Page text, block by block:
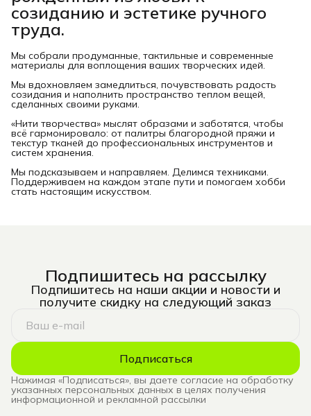
созиданию и эстетике ручного
труда.
Мы собрали продуманные, тактильные и современные
материалы для воплощения ваших творческих идей.
Мы вдохновляем замедлиться, почувствовать радость
созидания и наполнить пространство теплом вещей,
сделанных своими руками.
«Нити творчества» мыслят образами и заботятся, чтобы
всё гармонировало: от палитры благородной пряжи и
текстур тканей до профессиональных инструментов и
систем хранения.
Мы подсказываем и направляем. Делимся техниками.
Поддерживаем на каждом этапе пути и помогаем хобби
стать настоящим искусством.
Подпишитесь на рассылку
Подпишитесь на наши акции и новости и
получите скидку на следующий заказ
Подписаться
Нажимая «Подписаться», вы даете согласие на обработку
указанных персональных данных в целях получения
информационной и рекламной рассылки